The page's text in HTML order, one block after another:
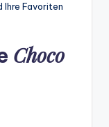
Ihre Favoriten
Choco